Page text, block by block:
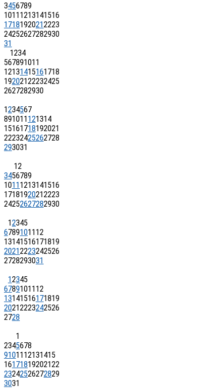
3456789
10111213141516
17181920212223
24252627282930
31
1234
567891011
12131415161718
19202122232425
2627282930
1234567
891011121314
15161718192021
22232425262728
293031
12
3456789
10111213141516
17181920212223
24252627282930
12345
6789101112
13141516171819
20212223242526
2728293031
12345
6789101112
13141516171819
20212223242526
2728
1
2345678
9101112131415
16171819202122
23242526272829
3031